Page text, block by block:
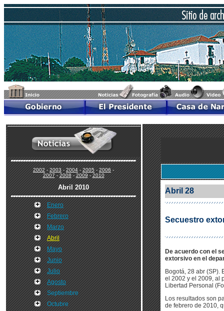
2002-2003-2004-2005-2006-
2007-2008-2009-2010
Abril 2010
Enero
Febrero
Marzo
Abril
Mayo
Junio
Julio
Agosto
Septiembre
Octubre
Abril 28
Secuestro
De acuerdo con el
extorsivo en el
Bogotá, 28 abr (SP).
el 2002 y el 2009, al
Libertad Personal
Los resultados son
de febrero de 2010,